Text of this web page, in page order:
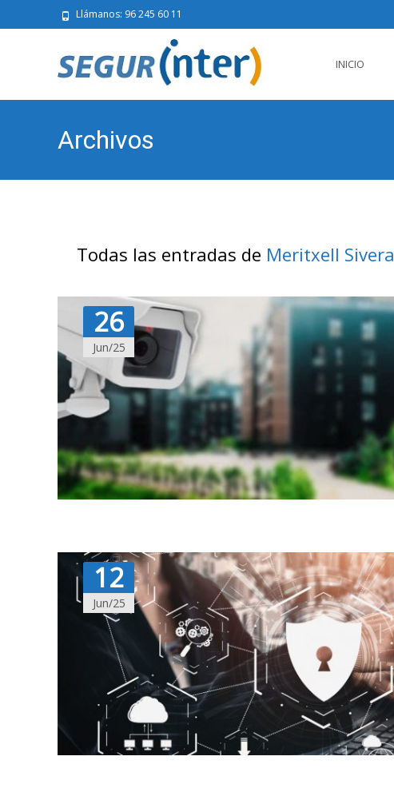
Llámanos: 96 245 60 11
INICIO
Archivos
Todas las entradas de Meritxell Sivera
26
Jun/25
12
Jun/25